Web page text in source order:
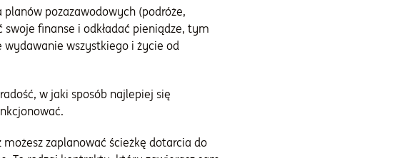
pozazawodowych (podróże,
finanse i odkładać pieniądze, tym
wydawanie wszystkiego i życie od
w jaki sposób najlepiej się
zaplanować ścieżkę dotarcia do